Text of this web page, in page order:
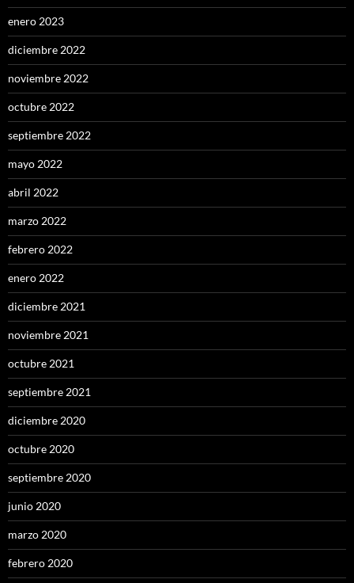
enero 2023
diciembre 2022
noviembre 2022
octubre 2022
septiembre 2022
mayo 2022
abril 2022
marzo 2022
febrero 2022
enero 2022
diciembre 2021
noviembre 2021
octubre 2021
septiembre 2021
diciembre 2020
octubre 2020
septiembre 2020
junio 2020
marzo 2020
febrero 2020